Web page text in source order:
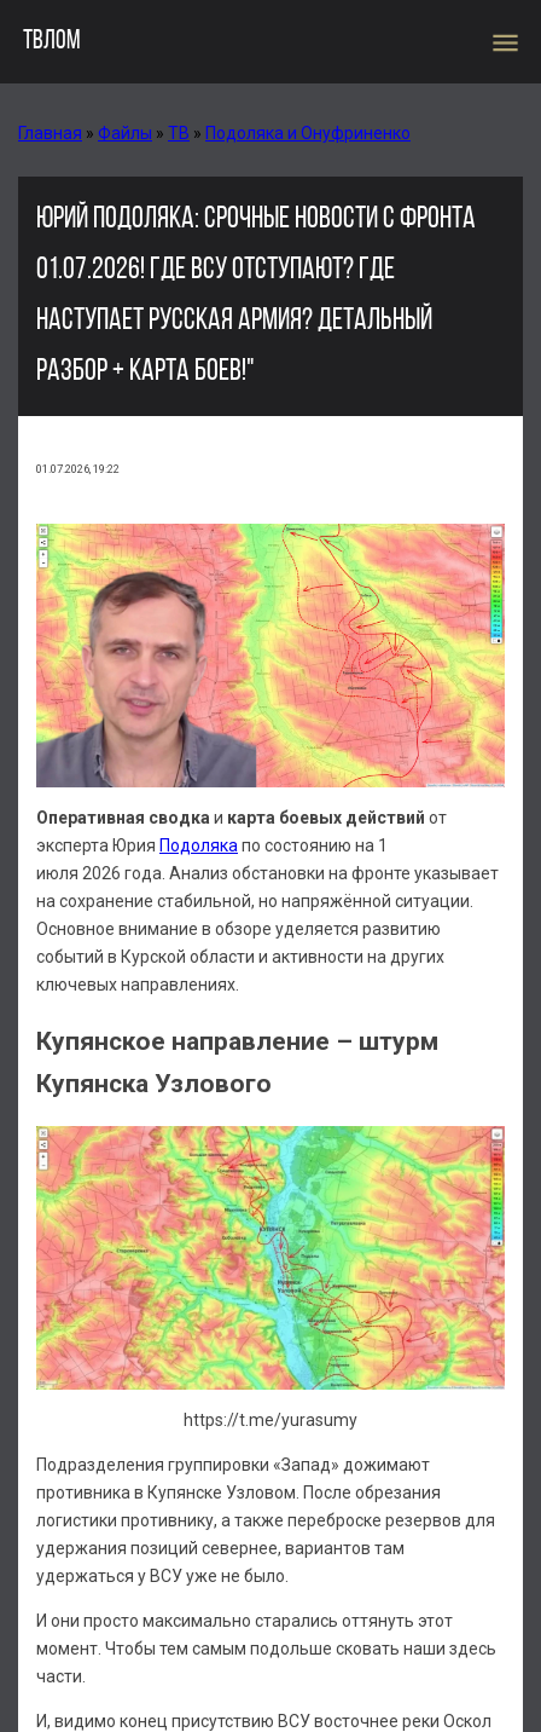
ТВЛОМ menu
Главная » Файлы » ТВ » Подоляка и Онуфриненко
ЮРИЙ ПОДОЛЯКА: СРОЧНЫЕ НОВОСТИ С ФРОНТА
01.07.2026! ГДЕ ВСУ ОТСТУПАЮТ? ГДЕ
НАСТУПАЕТ РУССКАЯ АРМИЯ? ДЕТАЛЬНЫЙ
РАЗБОР + КАРТА БОЕВ!"
01.07.2026, 19:22
Оперативная сводка и карта боевых действий от
эксперта Юрия Подолякапо состоянию на 1
июля 2026 года. Анализ обстановки на фронте указывает
на сохранение стабильной, но напряжённой ситуации.
Основное внимание в обзоре уделяется развитию
событий в Курской области и активности на других
ключевых направлениях.
Купянское направление – штурм
Купянска Узлового
https://t.me/yurasumy
Подразделения группировки «Запад» дожимают
противника в Купянске Узловом. После обрезания
логистики противнику, а также переброске резервов для
удержания позиций севернее, вариантов там
удержаться у ВСУ уже не было.
И они просто максимально старались оттянуть этот
момент. Чтобы тем самым подольше сковать наши здесь
части.
И, видимо конец присутствию ВСУ восточнее реки Оскол